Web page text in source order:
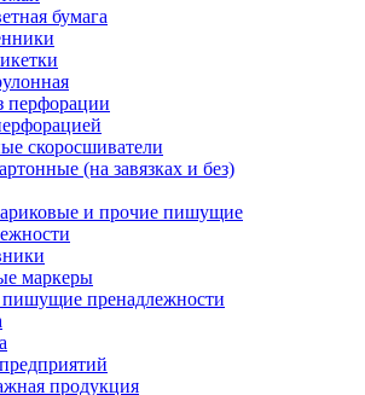
бумага
перфорации
скоросшиватели
(на завязках и без)
и прочие пишущие
маркеры
пишущие пренадлежности
продукция